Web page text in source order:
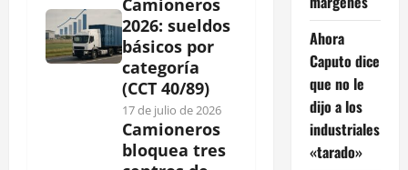
Camioneros
2026: sueldos
básicos por
categoría
(CCT 40/89)
17 de julio de 2026
Camioneros
bloquea tres
Ahora
Caputo dice
que no le
dijo a los
industriales
«tarado»